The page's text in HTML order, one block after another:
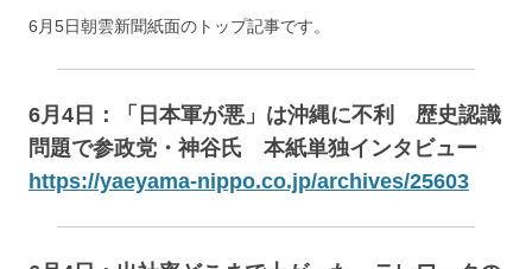
6月5日朝雲新聞紙面のトップ記事です。
6月4日：「日本軍が悪」は沖縄に不利 歴史認識
問題で参政党・神谷氏 本紙単独インタビュー
https://yaeyama-nippo.co.jp/archives/25603